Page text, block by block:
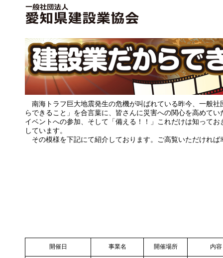
南海トラフ巨大地震発生の危機が叫ばれている昨今、一般
らできること」を合言葉に、皆さんに災害への関心を高めて
イベントへの参加、そして「備える！！」これだけは知って
しています。
その模様を下記にて紹介しております。ご高覧いただければ
開催日 事業名 開催場所 内容